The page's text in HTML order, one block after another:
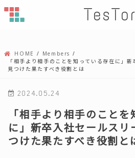
HOME
Members
「相手より相手のことを知っている存在に」
見つけた果たすべき役割とは
2024.05.24
「相手より相手のこと
に」新卒入社セールスリ
つけた果たすべき役割と